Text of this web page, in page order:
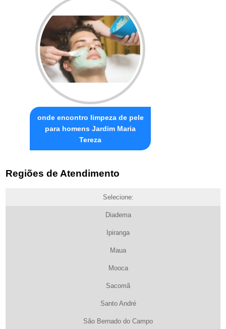
onde encontro limpeza de pele
para homens Jardim Maria
Tereza
Regiões de Atendimento
Selecione:
Diadema
Ipiranga
Maua
Mooca
Sacomã
Santo André
São Bernado do Campo